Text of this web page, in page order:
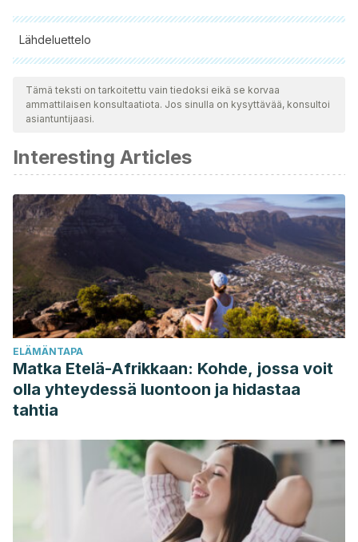
Lähdeluettelo
Kaikki lainatut lähteet tarkistettiin perusteellisesti tiimimme
toimesta varmistaaksemme niiden laadun, luotettavuuden,
ajantasaisuuden ja pätevyyden. Tämän artikkelin bibliografia
Khan, N., & Mukhtar, H. (2007). Tea polyphenols for health
promotion. Life Sciences.
https://doi.org/10.1016/j.lfs.2007.06.011
Reuter, J., Wölfle, U., Weckesser, S., & Schempp, C. (2010).
Which plant for which skin disease? Part 1: Atopic
dermatitis, psoriasis, acne, condyloma and herpes simplex.
JDDG: Journal Der Deutschen Dermatologischen
Gesellschaft. https://doi.org/10.1111/j.1610-0387.2010.07496.x
Triantaphyllou, K., Blekas, G., & Boskou, D. (2001).
Antioxidative properties of water extracts obtained from
herbs of the species Lamiaceae. International Journal of
Food Sciences and Nutrition.
Tämä teksti on tarkoitettu vain tiedoksi eikä se korvaa
ammattilaisen konsultaatiota. Jos sinulla on kysyttävää, konsultoi
asiantuntijaasi.
Interesting Articles
ELÄMÄNTAPA
Matka Etelä-Afrikkaan: Kohde, jossa voit
olla yhteydessä luontoon ja hidastaa
tahtia